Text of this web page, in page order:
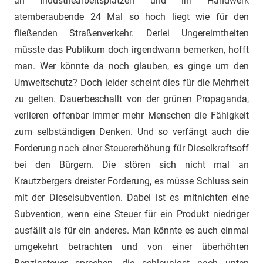
atemberaubende 24 Mal so hoch liegt wie für den
fließenden Straßenverkehr. Derlei Ungereimtheiten
müsste das Publikum doch irgendwann bemerken, hofft
man. Wer könnte da noch glauben, es ginge um den
Umweltschutz? Doch leider scheint dies für die Mehrheit
zu gelten. Dauerbeschallt von der grünen Propaganda,
verlieren offenbar immer mehr Menschen die Fähigkeit
zum selbständigen Denken. Und so verfängt auch die
Forderung nach einer Steuererhöhung für Dieselkraftsoff
bei den Bürgern. Die stören sich nicht mal an
Krautzbergers dreister Forderung, es müsse Schluss sein
mit der Dieselsubvention. Dabei ist es mitnichten eine
Subvention, wenn eine Steuer für ein Produkt niedriger
ausfällt als für ein anderes. Man könnte es auch einmal
umgekehrt betrachten und von einer überhöhten